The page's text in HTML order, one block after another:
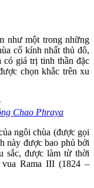
như một trong những
cổ kính nhất thủ đô,
có giá trị tinh thần đặc
chọn khắc trên xu
Chao Phraya
ngôi chùa (được gọi
này được bao phủ bởi
sắc, được làm từ thời
Rama III (1824 –